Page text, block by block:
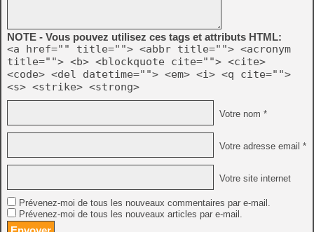
NOTE - Vous pouvez utilisez ces tags et attributs HTML:
<a href="" title=""> <abbr title=""> <acronym
title=""> <b> <blockquote cite=""> <cite>
<code> <del datetime=""> <em> <i> <q cite="">
<s> <strike> <strong>
Votre nom *
Votre adresse email *
Votre site internet
Prévenez-moi de tous les nouveaux commentaires par e-mail.
Prévenez-moi de tous les nouveaux articles par e-mail.